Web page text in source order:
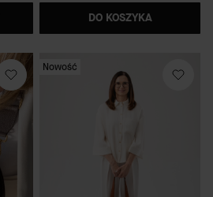
DO KOSZYKA
Nowość